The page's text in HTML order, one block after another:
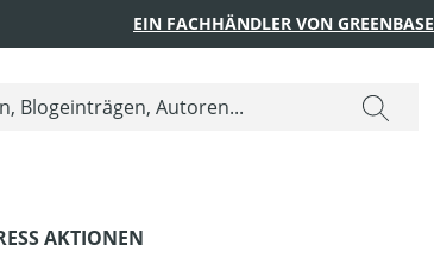
EIN FACHHÄNDLER VON GREENBASE
AKTIONEN